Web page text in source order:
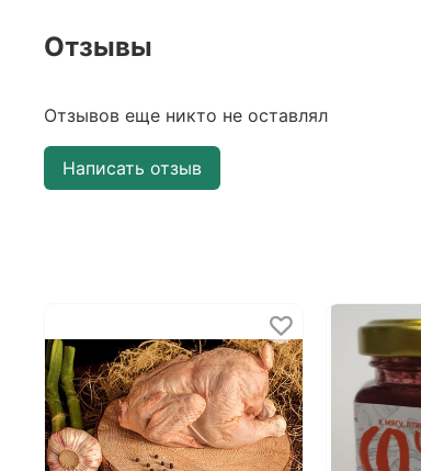
Отзывы
Отзывов еще никто не оставлял
Написать отзыв